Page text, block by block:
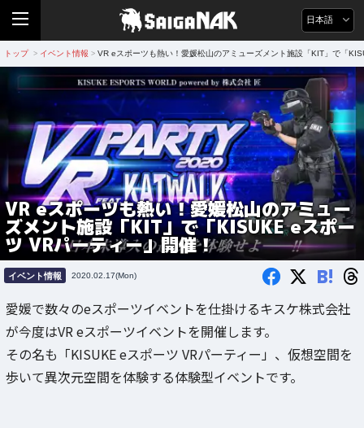
日本語
トップ > イベント情報 > VR eスポーツも熱い！愛媛松山のアミューズメント施設「KIT」で「
VR eスポーツも熱い！愛媛松山のアミュー
ズメント施設「KIT」で「KISUKE eスポー
ツ VRパーティー」開催！
イベント情報 2020.02.17(Mon) B!
愛媛で数々のeスポーツイベントを仕掛けるキスケ株式会社
が今度はVR eスポーツイベントを開催します。
その名も「KISUKE eスポーツ VRパーティー」、仮想空間を
歩いて異次元空間を体験する体験型イベントです。